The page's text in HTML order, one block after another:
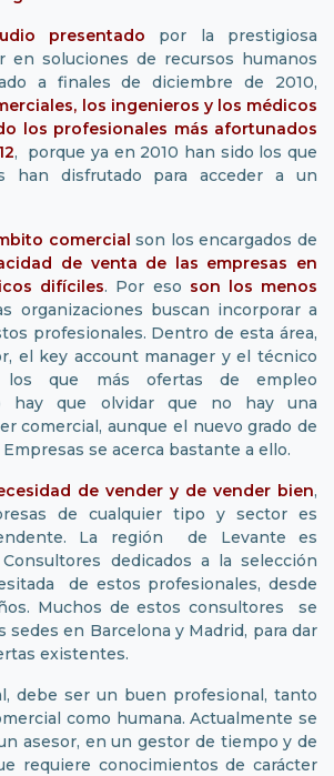
presentado por la prestigiosa
en soluciones de recursos humanos
a finales de diciembre de 2010,
los ingenieros y los médicos
los profesionales más afortunados
, porque ya en 2010 han sido los que
han disfrutado para acceder a un
comercial son los encargados de
de venta de las empresas en
difíciles. Por eso son los menos
organizaciones buscan incorporar a
profesionales. Dentro de esta área,
el key account manager y el técnico
los que más ofertas de empleo
hay que olvidar que no hay una
comercial, aunque el nuevo grado de
se acerca bastante a ello.
de vender y de vender bien,
de cualquier tipo y sector es
La región de Levante es
dedicados a la selección
de estos profesionales, desde
Muchos de estos consultores se
sedes en Barcelona y Madrid, para dar
existentes.
debe ser un buen profesional, tanto
como humana. Actualmente se
asesor, en un gestor de tiempo y de
requiere conocimientos de carácter